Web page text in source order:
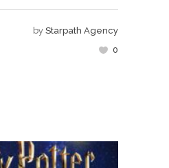
by Starpath Agency
0